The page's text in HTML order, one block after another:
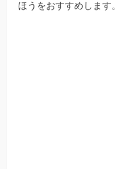
ほうをおすすめします。